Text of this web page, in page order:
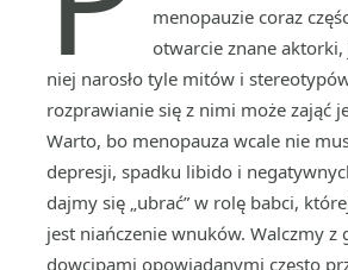
menopauzie coraz
otwarcie znane aktorki,
niej narosło tyle mitów i
rozprawianie się z nimi może zająć
Warto, bo menopauza wcale nie
depresji, spadku libido i
dajmy się „ubrać” w rolę babci,
jest niańczenie wnuków. Walczmy z
dowcipami opowiadanymi często